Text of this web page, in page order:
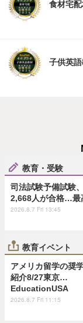
食材宅
子供英
教育・受験
司法試験予備試験
2,668人が合格…最
2026.8.7 Fri 13:45
教育イベント
アメリカ留学の奨
紹介8/27東京…
EducationUSA
2026.8.7 Fri 11:15